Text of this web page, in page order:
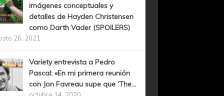
imágenes conceptuales y
detalles de Hayden Christensen
como Darth Vader (SPOILERS)
26, 2021
Variety entrevista a Pedro
Pascal: «En mi primera reunión
con Jon Favreau supe que ‘The...